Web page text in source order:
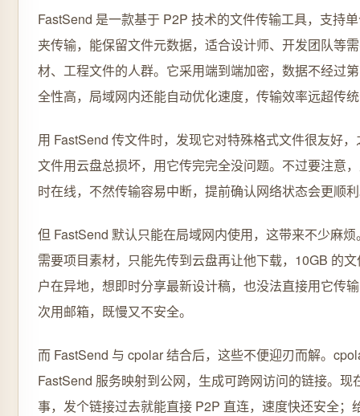
FastSend 是一款基于 P2P 技术的文件传输工具，支持
夹传输，能保留文件元数据，适合设计师、开发团队等
材、工程文件的人群。它采用端到端加密，数据不经过
全性高，局域网内还能自动优化速度，传输效率远超传
用 FastSend 传文件时，发现它对特殊格式文件很友好
文件用云盘总损坏，用它传完完全没问题。不过要注意
时在线，不然传输容易中断，提前确认网络状态会更顺
但 FastSend 默认只能在局域网内使用，这带来不少麻
需要项目素材，只能先传到云盘再让他下载，10GB 的
户在异地，想即时分享最新设计稿，也没法直接用它传
次用邮箱，既慢又不安全。
而 FastSend 与 cpolar 结合后，这些不便迎刃而解。
FastSend 服务映射到公网，生成可跨网访问的链接。现
事，发个链接过去就能直接 P2P 直连，速度快还安全；